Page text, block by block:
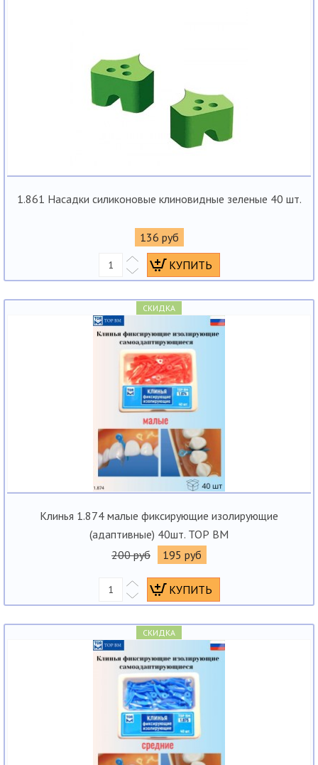
1.861 Насадки силиконовые клиновидные зеленые 40 шт.
136 руб
СКИДКА
Клинья 1.874 малые фиксирующие изолирующие
(адаптивные) 40шт. ТОР ВМ
200 руб
195 руб
СКИДКА